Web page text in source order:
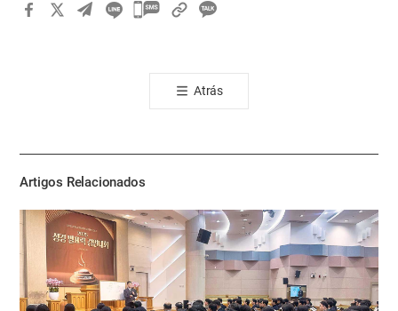
카
톡
공
기
Atrás
Artigos Relacionados